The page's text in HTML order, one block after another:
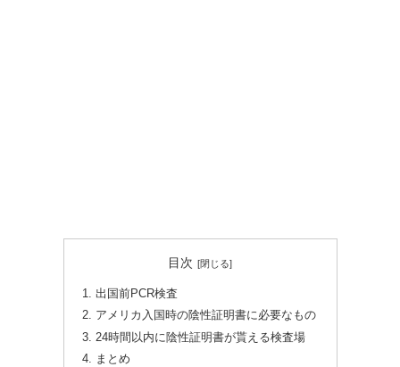
目次
出国前PCR検査
アメリカ入国時の陰性証明書に必要なもの
24時間以内に陰性証明書が貰える検査場
まとめ